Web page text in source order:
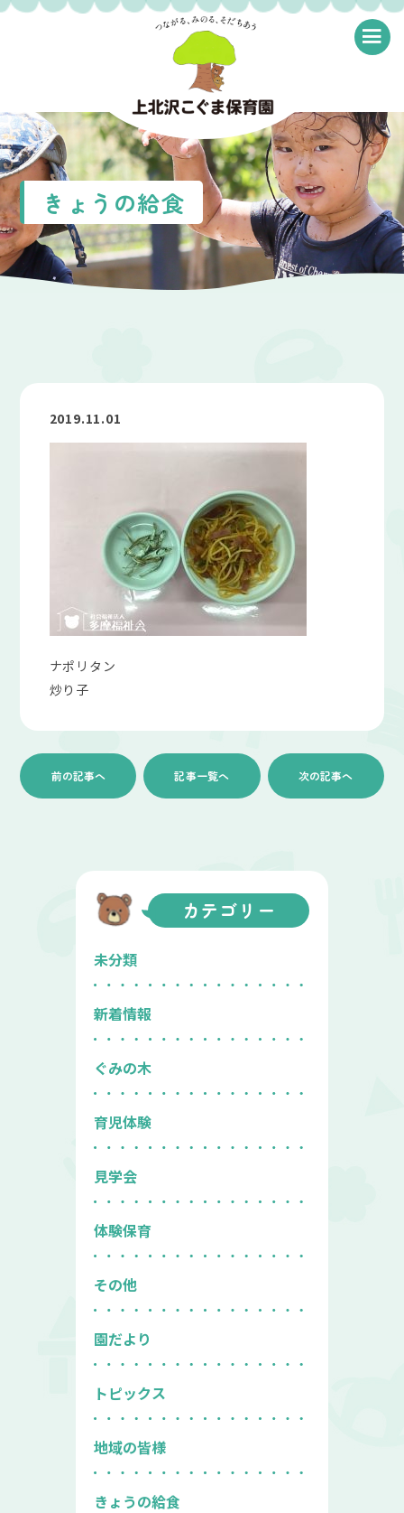
≡
きょうの給食
2019.11.01
ナポリタン
炒り子
前の記事へ 記事一覧へ 次の記事へ
カテゴリー
未分類
新着情報
ぐみの木
育児体験
見学会
体験保育
その他
園だより
トピックス
地域の皆様
きょうの給食